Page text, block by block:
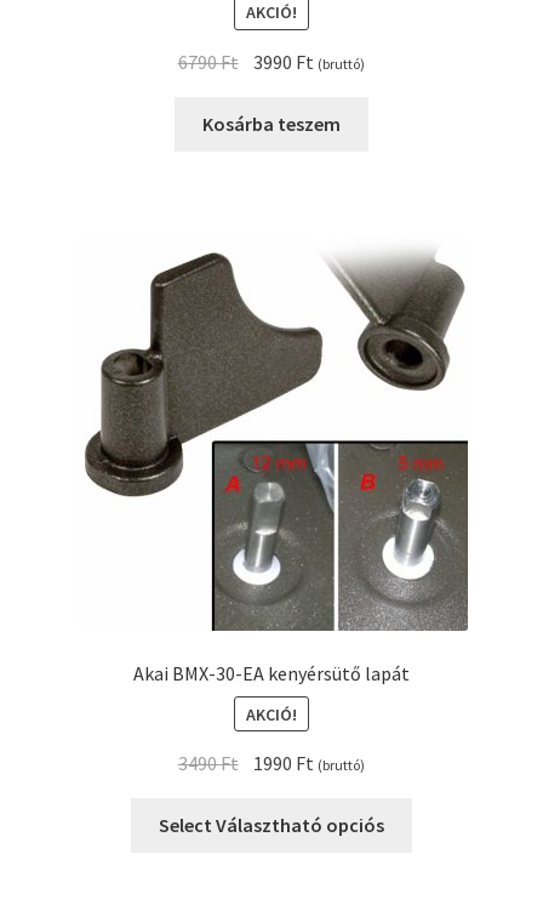
AKCIÓ!
6790Ft Original
was:
3990 Ft Current
is:
(bruttó)
Kosárba teszem
Akai BMX-30-EA kenyérsütő lapát
AKCIÓ!
3490Ft Original
was:
1990 Ft Current
is:
(bruttó)
Select Választható opciós